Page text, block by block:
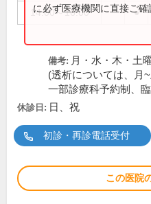
14:00～16:00 ●
に必ず医療機関に直接ご確
備考: 月・水・木・土
(透析については、月
一部診療科予約制、
休診日: 日、祝
初診・再診電話受付
この医院